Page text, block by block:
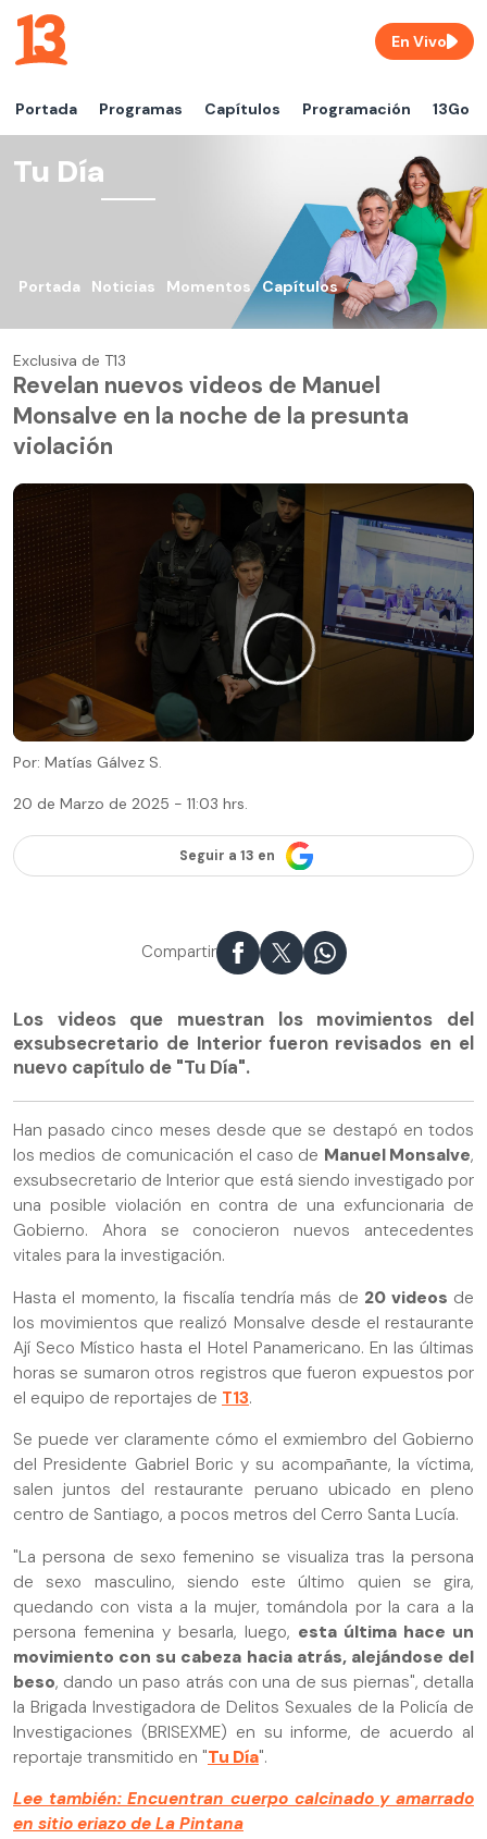
Portada Programas Capítulos Programación 13Go
En Vivo
Tu Día
Portada Noticias Momentos Capítulos
Exclusiva de T13
Revelan nuevos videos de Manuel
Monsalve en la noche de la presunta
violación
Por: Matías Gálvez S.
20 de Marzo de 2025 - 11:03 hrs.
Seguir a 13 en
Compartir
Los videos que muestran los movimientos del
exsubsecretario de Interior fueron revisados en el
nuevo capítulo de "Tu Día".
Han pasado cinco meses desde que se destapó en todos
los medios de comunicación el caso de Manuel Monsalve,
exsubsecretario de Interior que está siendo investigado por
una posible violación en contra de una exfuncionaria de
Gobierno. Ahora se conocieron nuevos antecedentes
vitales para la investigación.
Hasta el momento, la fiscalía tendría más de 20 videos de
los movimientos que realizó Monsalve desde el restaurante
Ají Seco Místico hasta el Hotel Panamericano. En las últimas
horas se sumaron otros registros que fueron expuestos por
el equipo de reportajes de T13.
Se puede ver claramente cómo el exmiembro del Gobierno
del Presidente Gabriel Boric y su acompañante, la víctima,
salen juntos del restaurante peruano ubicado en pleno
centro de Santiago, a pocos metros del Cerro Santa Lucía.
"La persona de sexo femenino se visualiza tras la persona
de sexo masculino, siendo este último quien se gira,
quedando con vista a la mujer, tomándola por la cara a la
persona femenina y besarla, luego, esta última hace un
movimiento con su cabeza hacia atrás, alejándose del
beso, dando un paso atrás con una de sus piernas", detalla
la Brigada Investigadora de Delitos Sexuales de la Policía de
Investigaciones (BRISEXME) en su informe, de acuerdo al
reportaje transmitido en "Tu Día".
Lee también: Encuentran cuerpo calcinado y amarrado
en sitio eriazo de La Pintana